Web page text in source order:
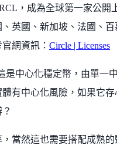
，成為全球第一家公開
英國、新加坡、法國、百
網資訊： Circle | Licenses
是中心化穩定幣，由單一
有中心化風險，如果它存
當然這也需要搭配成熟的